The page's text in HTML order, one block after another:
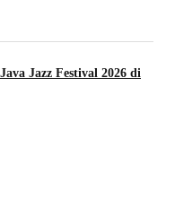
Jazz Festival 2026 di